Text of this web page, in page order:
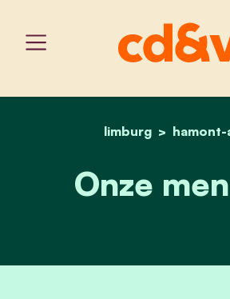
home
limburg hamont-
onze
Onze